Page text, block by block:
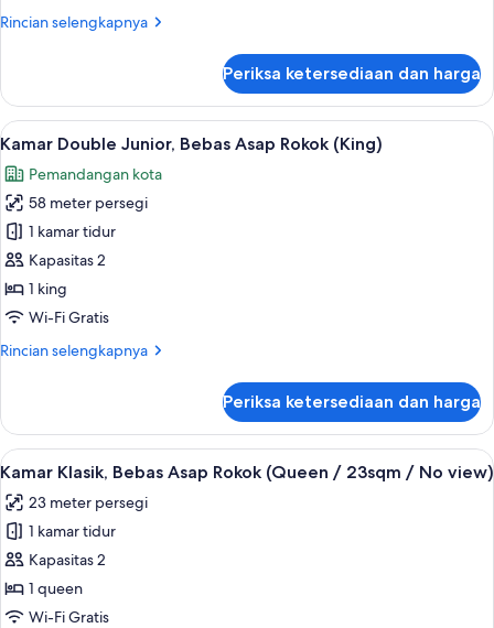
(Palace
Rincian selengkapnya
Rincian
Kamar
Deluks,
Bebas
Rokok
(Palace
View)
Periksa ketersediaan dan harga
Lihat
semua
foto
untuk
Kamar
Double
Junior,
Bebas
Rokok
Kamar Double Junior, Bebas Asap
5
Kamar Double Junior, Bebas Asap Rokok (King)
Pemandangan kota
58 meter persegi
1 kamar tidur
Kapasitas 2
1 king
Wi-Fi Gratis
Rincian selengkapnya
Rincian
Kamar
Double
Junior,
Asap
Rokok
(King)
Periksa ketersediaan dan harga
Lihat
semua
foto
untuk
Kamar
Klasik,
Bebas
Minibar, brankas, meja kerja, dan
5
Kamar Klasik, Bebas Asap Rokok (Queen / 23sqm / No view)
23 meter persegi
1 kamar tidur
Kapasitas 2
1 queen
Wi-Fi Gratis